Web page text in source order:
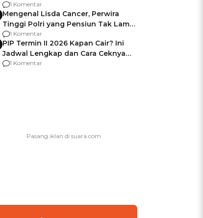
Berencana Pakai Jimat di Pakansari
1 Komentar
Mengenal Lisda Cancer, Perwira
Tinggi Polri yang Pensiun Tak Lama
Usai Jadi Brigjen
1 Komentar
PIP Termin II 2026 Kapan Cair? Ini
Jadwal Lengkap dan Cara Ceknya
agar Dana Tidak Hangus!
1 Komentar